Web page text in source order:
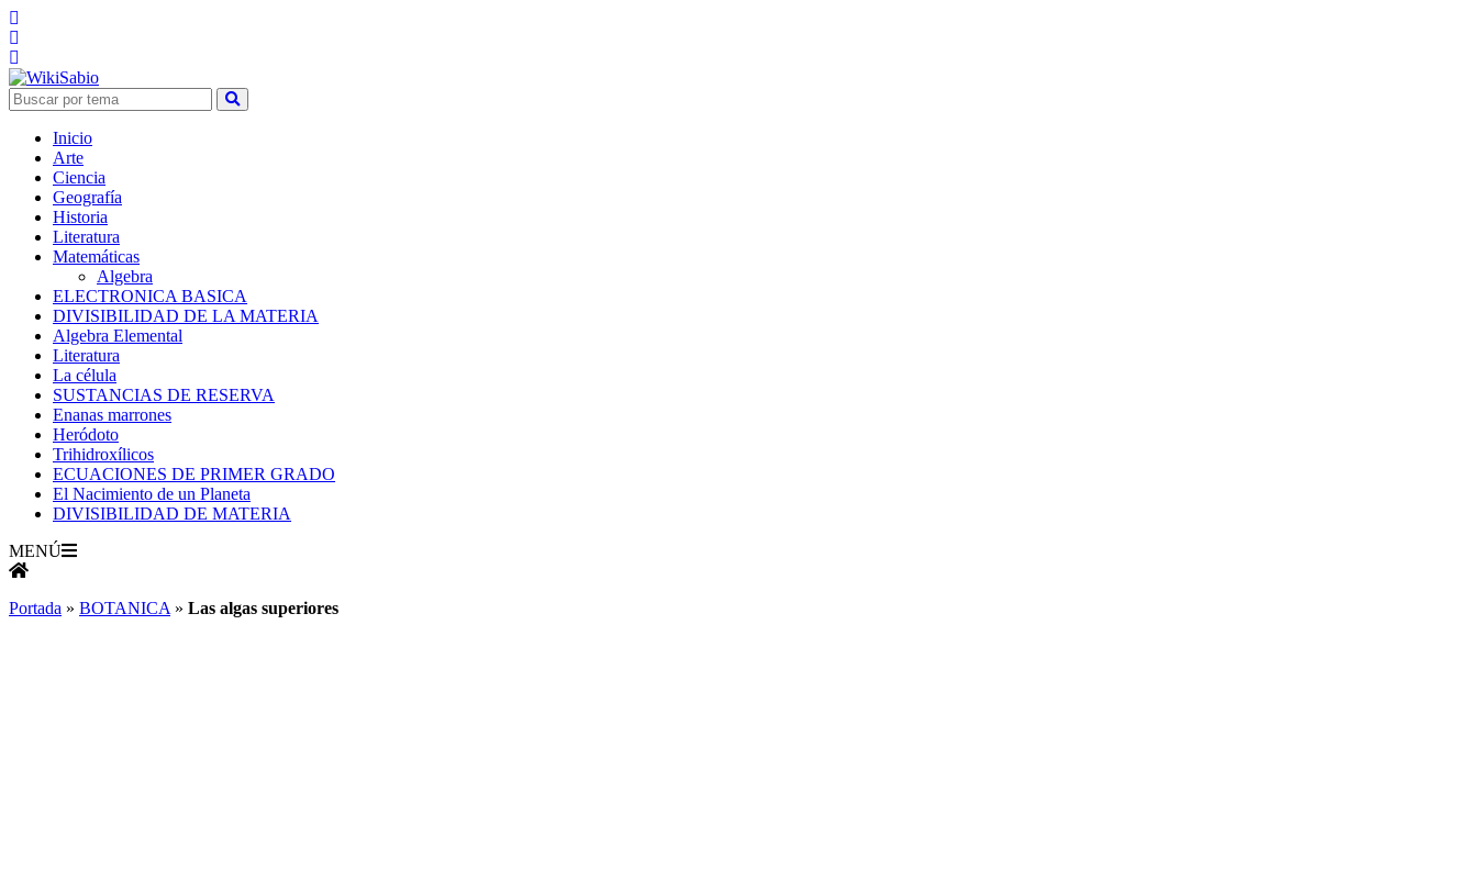
Inicio
Arte
Ciencia
Geografía
Historia
Literatura
Matemáticas
Algebra
ELECTRONICA BASICA
DIVISIBILIDAD DE LA MATERIA
Algebra Elemental
Literatura
La célula
SUSTANCIAS DE RESERVA
Enanas marrones
Heródoto
Trihidroxílicos
ECUACIONES DE PRIMER GRADO
El Nacimiento de un Planeta
DIVISIBILIDAD DE MATERIA
MENÚ
Portada » BOTANICA » Las algas superiores